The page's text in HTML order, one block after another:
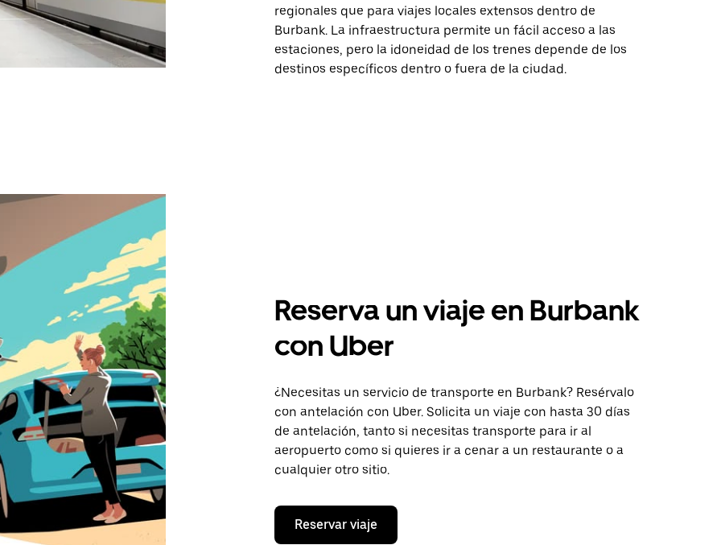
regionales que para viajes locales extensos dentro de
Burbank. La infraestructura permite un fácil acceso a las
estaciones, pero la idoneidad de los trenes depende de los
destinos específicos dentro o fuera de la ciudad.
Reserva un viaje en Burbank
con Uber
¿Necesitas un servicio de transporte en Burbank? Resérvalo
con antelación con Uber. Solicita un viaje con hasta 30 días
de antelación, tanto si necesitas transporte para ir al
aeropuerto como si quieres ir a cenar a un restaurante o a
cualquier otro sitio.
Reservar viaje